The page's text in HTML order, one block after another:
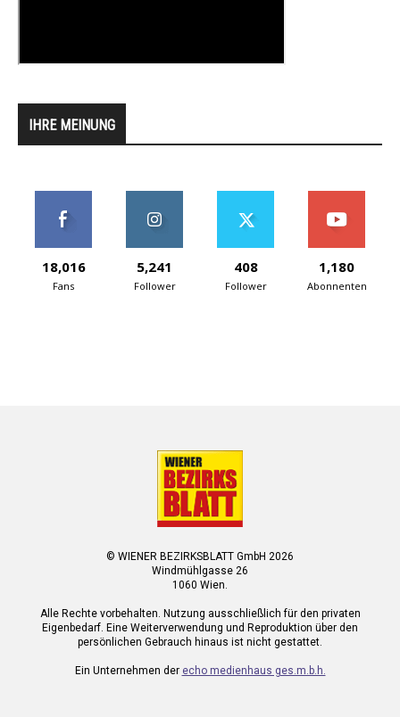
IHRE MEINUNG
18,016
Fans
5,241
Follower
408
Follower
1,180
Abonnenten
© WIENER BEZIRKSBLATT GmbH 2026
Windmühlgasse 26
1060 Wien.
Alle Rechte vorbehalten. Nutzung ausschließlich für den privaten
Eigenbedarf. Eine Weiterverwendung und Reproduktion über den
persönlichen Gebrauch hinaus ist nicht gestattet.
Ein Unternehmen der echo medienhaus ges.m.b.h.